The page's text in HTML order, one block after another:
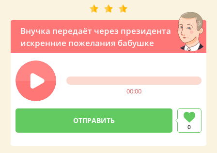
Внучка передаёт через президента
искренние пожелания бабушке
00:00
0